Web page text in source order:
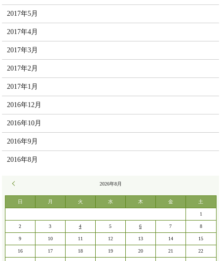
2017年5月
2017年4月
2017年3月
2017年2月
2017年1月
2016年12月
2016年10月
2016年9月
2016年8月
2026年8月
日 月 火 水 木 金 土
1
2 3 4 5 6 7 8
9 10 11 12 13 14 15
16 17 18 19 20 21 22